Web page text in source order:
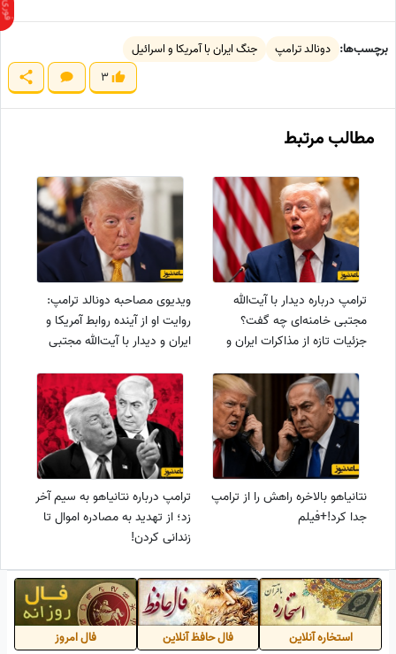
برچسب‌ها: دونالد ترامپ
جنگ ایران با آمریکا و اسرائیل
3
مطالب مرتبط
ترامپ درباره دیدار با آیت‌الله
مجتبی خامنه‌ای چه گفت؟
جزئیات تازه از مذاکرات ایران و
ویدیوی مصاحبه دونالد ترامپ:
روایت او از آینده روابط آمریکا و
ایران و دیدار با آیت‌الله مجتبی
نتانیاهو بالاخره راهش را از ترامپ
جدا کرد!+فیلم
ترامپ درباره نتانیاهو به سیم آخر
زد؛ از تهدید به مصادره اموال تا
زندانی کردن!
استخاره آنلاین فال حافظ آنلاین فال امروز